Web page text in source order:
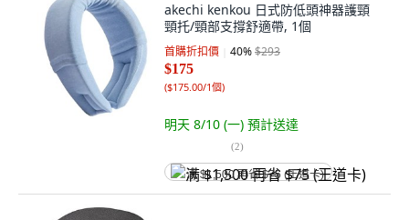
akechi kenkou 日式防低頭神器護頸
頸托/頸部支撐舒適帶, 1個
首購折扣價 40%$293
$175
($175.00/1個)
明天 8/10 (一) 預計送達
(2)
满 $1,500 再省 $75 (王道卡)